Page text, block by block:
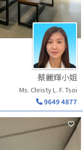
蔡麗輝小姐
Ms. Christy L. F. Tsoi
9649 4877